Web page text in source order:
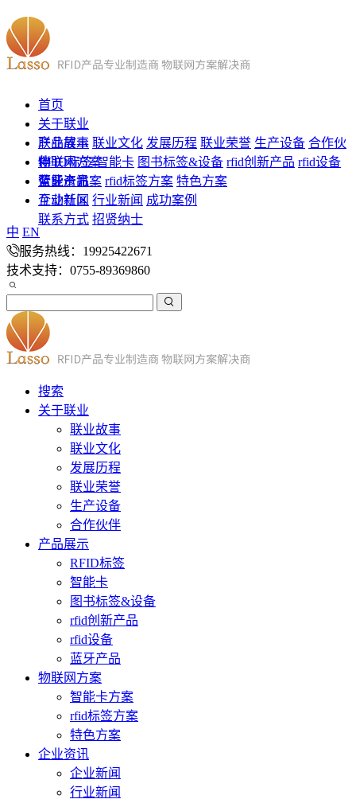
首页
关于联业
联业故事 联业文化 发展历程 联业荣誉 生产设备 合作伙
伴
产品展示
RFID标签 智能卡 图书标签&设备 rfid创新产品 rfid设备
蓝牙产品
物联网方案
智能卡方案 rfid标签方案 特色方案
企业资讯
企业新闻 行业新闻 成功案例
互动社区
联系方式 招贤纳士
中 EN
服务热线：19925422671
技术支持：0755-89369860
搜索
关于联业
联业故事
联业文化
发展历程
联业荣誉
生产设备
合作伙伴
产品展示
RFID标签
智能卡
图书标签&设备
rfid创新产品
rfid设备
蓝牙产品
物联网方案
智能卡方案
rfid标签方案
特色方案
企业资讯
企业新闻
行业新闻